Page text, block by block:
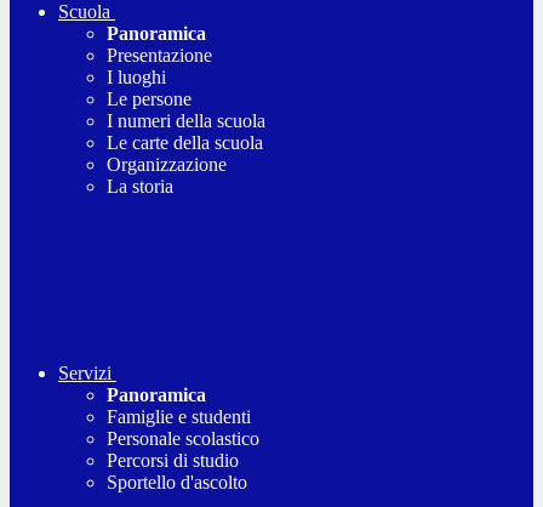
Scuola
Panoramica
Presentazione
I luoghi
Le persone
I numeri della scuola
Le carte della scuola
Organizzazione
La storia
Servizi
Panoramica
Famiglie e studenti
Personale scolastico
Percorsi di studio
Sportello d'ascolto